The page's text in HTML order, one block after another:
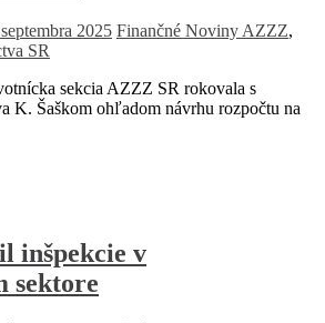
2025 Finančné Noviny AZZZ,
SR
sekcia AZZZ SR rokovala s
K. Šaškom ohľadom návrhu rozpočtu na
inšpekcie v
sektore